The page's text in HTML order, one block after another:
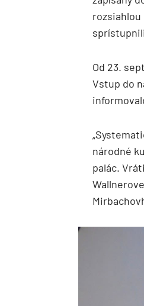
Od 23.
Vstup do
národné
palác.